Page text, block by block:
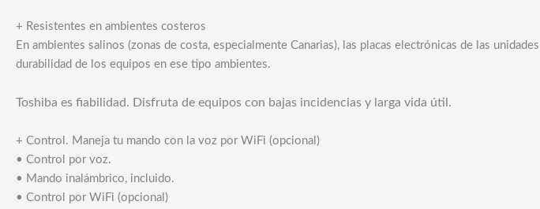
+ Resistentes en ambientes costeros
En ambientes salinos (zonas de costa, especialmente Canarias), las placas electrónicas de las
durabilidad de los equipos en ese tipo ambientes.
Toshiba es fiabilidad. Disfruta de equipos con bajas incidencias y larga vida útil.
+ Control. Maneja tu mando con la voz por WiFi (opcional)
• Control por voz.
• Mando inalámbrico, incluido.
• Control por WiFi (opcional)